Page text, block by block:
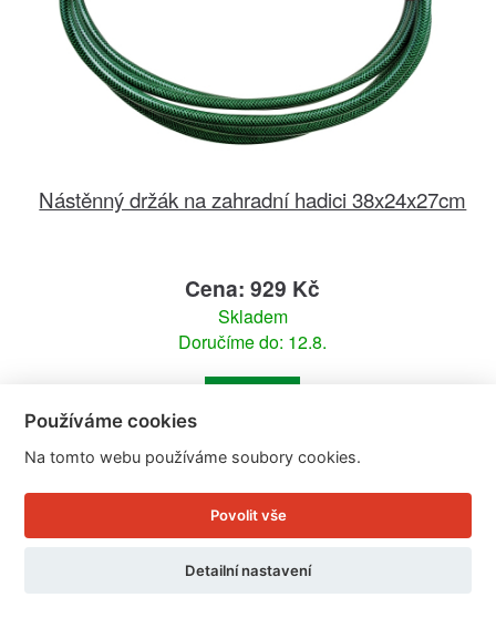
Nástěnný držák na zahradní hadici 38x24x27cm
Cena: 929 Kč
Skladem
Doručíme do: 12.8.
Používáme cookies
Na tomto webu používáme soubory cookies.
Povolit vše
Detailní nastavení